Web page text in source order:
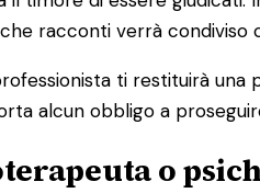
racconti verrà
ti restituirà
alcun obbligo a
o